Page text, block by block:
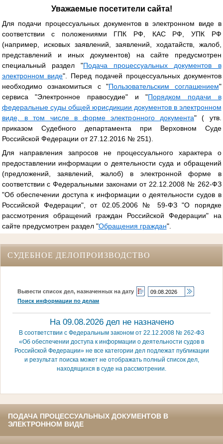
Уважаемые посетители сайта!
Для подачи процессуальных документов в электронном виде в
соответствии с положениями ГПК РФ, КАС РФ, УПК РФ
(например, исковых заявлений, заявлений, ходатайств, жалоб,
представлений и иных документов) на сайте предусмотрен
специальный раздел "Подача процессуальных документов в
электронном виде". Перед подачей процессуальных документов
необходимо ознакомиться с "Пользовательским соглашением"
сервиса "Электронное правосудие" и "Порядком подачи в
федеральные суды общей юрисдикции документов в электронном
виде, в том числе в форме электронного документа" ( утв.
приказом Судебного департамента при Верховном Суде
Российской Федерации от 27.12.2016 № 251).
Для направления запросов не процессуального характера о
предоставлении информации о деятельности суда и обращений
(предложений, заявлений, жалоб) в электронной форме в
соответствии с Федеральными законами от 22.12.2008 № 262-ФЗ
"Об обеспечении доступа к информации о деятельности судов в
Российской Федерации", от 02.05.2006 № 59-ФЗ "О порядке
рассмотрения обращений граждан Российской Федерации" на
сайте предусмотрен раздел "Обращения граждан".
СУДЕБНОЕ ДЕЛОПРОИЗВОДСТВО
Вывести список дел, назначенных на дату
Поиск информации по делам
На 09.08.2026 дел не назначено
В соответствии с Федеральным законом от 22.12.2008 № 262-ФЗ
«Об обеспечении доступа к информации о деятельности судов в
Российской Федерации» не все категории дел подлежат публикации
и результат поиска может не отображать полный список дел,
находящихся в суде на рассмотрении.
ПОДАЧА ПРОЦЕССУАЛЬНЫХ ДОКУМЕНТОВ В
ЭЛЕКТРОННОМ ВИДЕ